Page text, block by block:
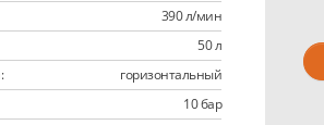
390 л/мин
50 л
горизонтальный
10 бар